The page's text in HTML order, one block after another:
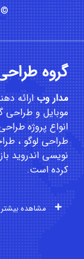
گروه
مدار وبارائه
موبایلوطراحی
انواع پروژه
طراحی لوگو ،
نویسی اندروید
کرده است.
مشاهده بیشتر